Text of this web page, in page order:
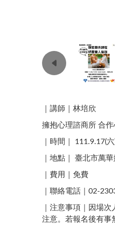
｜講師｜林培欣
擁抱心理諮商所 合作
｜時間｜ 111.9.17(
｜地點｜ 臺北市萬
｜費用｜免費
｜聯絡電話｜02-
｜注意事項｜因場
注意。若報名後有事